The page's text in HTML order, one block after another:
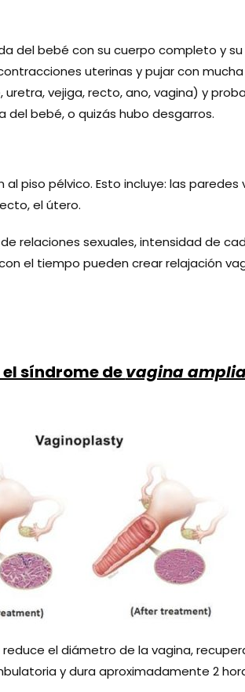
del bebé con su cuerpo completo y
uterinas y pujar con
vejiga, recto, ano, vagina) y
bebé, o quizás hubo desgarros.
piso pélvico. Esto incluye: las paredes
el útero.
relaciones sexuales, intensidad de
el tiempo pueden crear relajación
síndrome devagina
el diámetro de la vagina,
y dura aproximadamente 2